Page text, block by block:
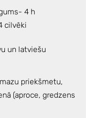
4 h
cilvēki
un latviešu
priekšmetu,
(aproce, gredzens